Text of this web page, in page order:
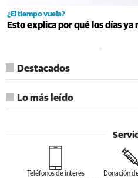
¿El tiempo vuela?
Esto explica por qué los días ya
Destacados
Lo más leído
Teléfonos de interés Donación